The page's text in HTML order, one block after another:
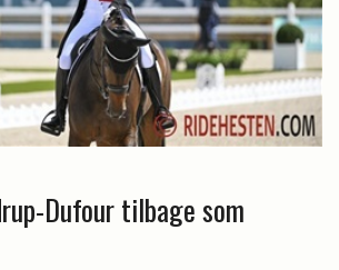
Dufour tilbage som